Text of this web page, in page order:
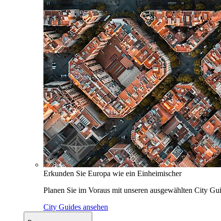
Erkunden Sie Europa wie ein Einheimischer
Planen Sie im Voraus mit unseren ausgewählten City
City Guides ansehen